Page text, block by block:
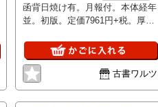
題なく良好とお考え下さい。:
函背日焼け有。月報付。本体経年
並。初版。定価7961円+税。厚
古書ワルツ